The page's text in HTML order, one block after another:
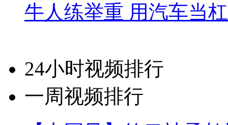
牛人练举重 用汽车当
24小时视频排行
一周视频排行